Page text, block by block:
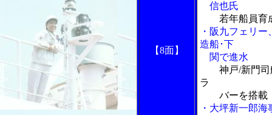
【8面】
信也氏
若年船員育
・阪九フェリ
造船･下
関で進水
神戸/新門
ラ
バーを搭載
・大坪新一郎